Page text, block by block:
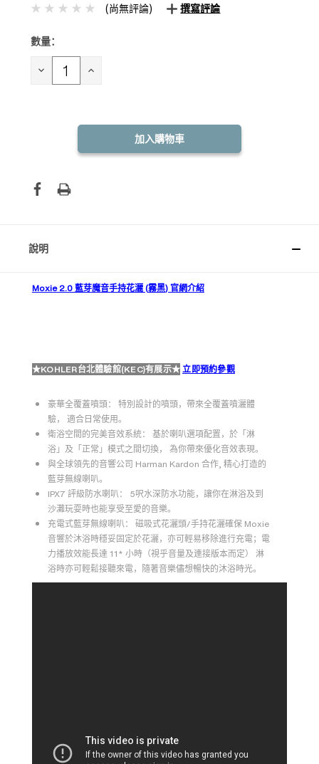
(尚無評論) 撰寫評論
目前
存：
數量：
減 增
說明
Moxie 2.0 藍芽魔音手持花灑 (霧黑) 官網介紹
★KOHLER台北體驗館(KEC)有展示★立即預約參觀
豪華全覆蓋噴頭： 特別設計的噴頭，帶來全覆蓋噴灑體
驗， 適合日常使用。
衛浴空間的完美音效系統： 基於喇叭選項配置，於「淋
浴」及「正常」模式之間切換， 為你帶來優化音效表現。
與全球領先的音響公司 Harman Kardon 合作, 精心打造的
藍芽無線喇叭。
IPX7 評級防水喇叭： 5呎水深防水功能，讓你在淋浴及到
沙灘玩耍時也能享受至愛的音樂。
充電式藍芽無線喇叭： 磁吸式花灑頭/手持花灑確保 Moxie
音響於沐浴時穩妥固定於花灑，亦可輕易移除進行充電；電
力播放效能長達 11* 小時（視乎音量及連接版本而定） 淋
浴時亦可輕鬆接聽來電，隨著音樂儘想暢快的沐浴時光。